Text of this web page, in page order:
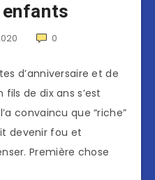
0
d’anniversaire et de
de dix ans s’est
convaincu que “riche”
devenir fou et
Première chose